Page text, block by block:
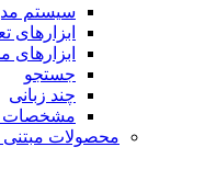
سیستم
ابزارهای
ابزارهای
جستجو
چند زبانی
مشخصات
محصولات مبتنی BPMS